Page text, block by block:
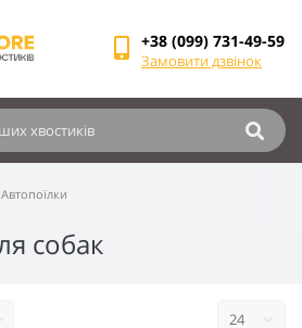
+38 (099) 731-49-59
Замовити дзвінок
Автопоїлки
собак